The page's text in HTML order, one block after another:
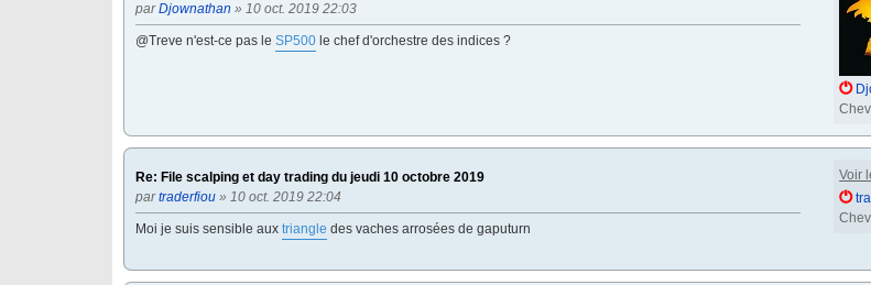
parDjownathan » 10 oct. 2019 22:03
@Treve n'est-ce pas le SP500 le chef d'orchestre des indices ?
Re: File scalping et day trading du jeudi 10 octobre 2019
partraderfiou » 10 oct. 2019 22:04
Moi je suis sensible aux triangle des vaches arrosées de gaputurn
Voir